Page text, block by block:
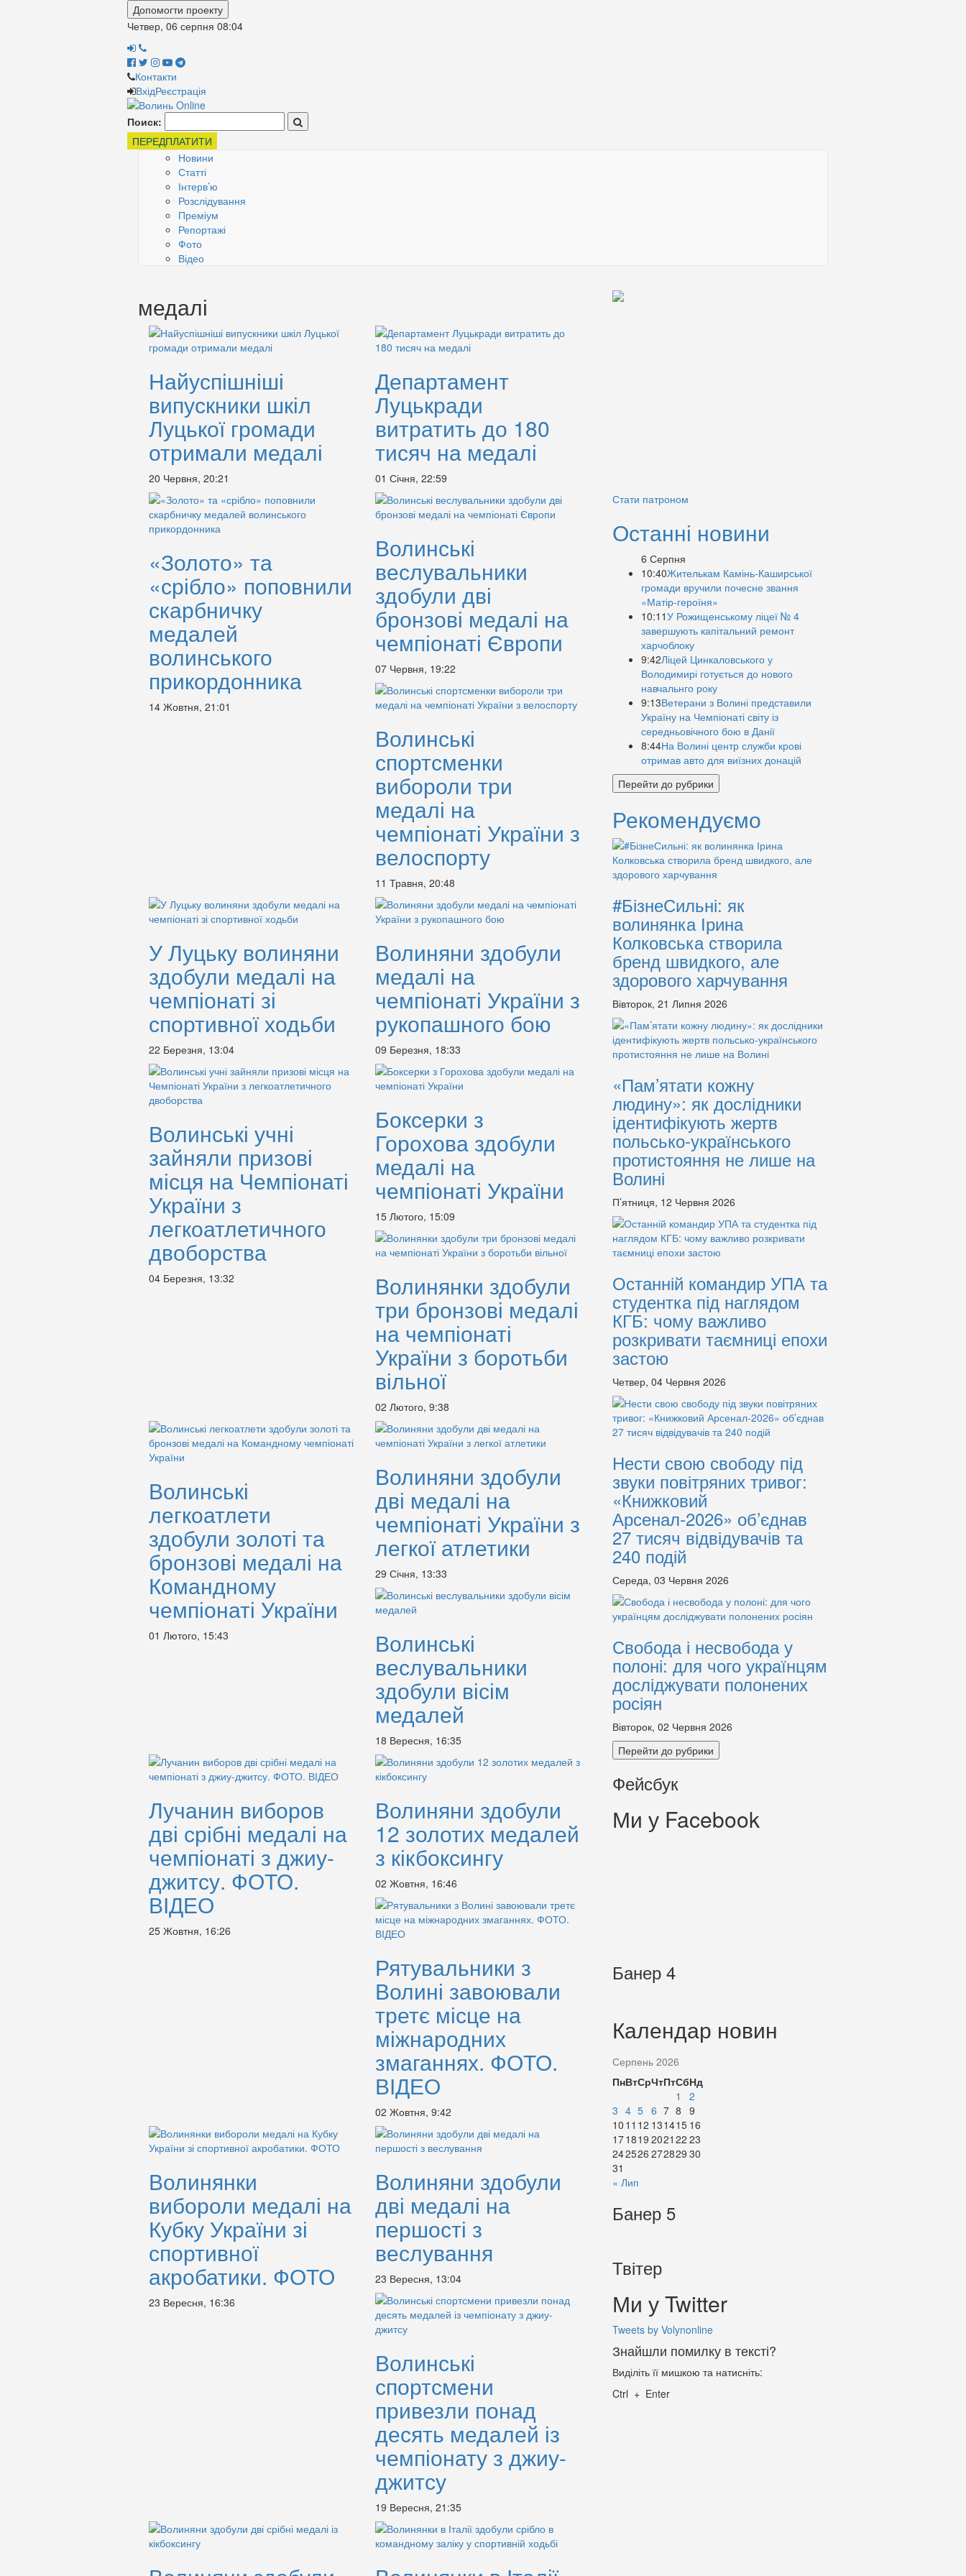
Допомогти проекту
Четвер, 06 серпня 08:04
Контакти
ВхідРеєстрація
Поиск:
ПЕРЕДПЛАТИТИ
Новини
Статті
Інтерв’ю
Розслідування
Преміум
Репортажі
Фото
Відео
медалі
Найуспішніші
випускники шкіл
Луцької громади
отримали медалі
20 Червня, 20:21
Департамент
Луцькради
витратить до 180
тисяч на медалі
01 Січня, 22:59
«Золото» та
«срібло» поповнили
скарбничку
медалей
волинського
прикордонника
14 Жовтня, 21:01
Волинські
веслувальники
здобули дві
бронзові медалі на
чемпіонаті Європи
07 Червня, 19:22
Волинські
спортсменки
вибороли три
медалі на
чемпіонаті України з
велоспорту
11 Травня, 20:48
У Луцьку волиняни
здобули медалі на
чемпіонаті зі
спортивної ходьби
22 Березня, 13:04
Волиняни здобули
медалі на
чемпіонаті України з
рукопашного бою
09 Березня, 18:33
Волинські учні
зайняли призові
місця на Чемпіонаті
України з
легкоатлетичного
двоборства
04 Березня, 13:32
Боксерки з
Горохова здобули
медалі на
чемпіонаті України
15 Лютого, 15:09
Волинянки здобули
три бронзові медалі
на чемпіонаті
України з боротьби
вільної
02 Лютого, 9:38
Волинські
легкоатлети
здобули золоті та
бронзові медалі на
Командному
чемпіонаті України
01 Лютого, 15:43
Волиняни здобули
дві медалі на
чемпіонаті України з
легкої атлетики
29 Січня, 13:33
Волинські
веслувальники
здобули вісім
медалей
18 Вересня, 16:35
Лучанин виборов
дві срібні медалі на
чемпіонаті з джиу-
джитсу. ФОТО.
ВІДЕО
25 Жовтня, 16:26
Волиняни здобули
12 золотих медалей
з кікбоксингу
02 Жовтня, 16:46
Рятувальники з
Волині завоювали
третє місце на
міжнародних
змаганнях. ФОТО.
ВІДЕО
02 Жовтня, 9:42
Волинянки
вибороли медалі на
Кубку України зі
спортивної
акробатики. ФОТО
23 Вересня, 16:36
Волиняни здобули
дві медалі на
першості з
веслування
23 Вересня, 13:04
Волинські
спортсмени
привезли понад
десять медалей із
чемпіонату з джиу-
джитсу
19 Вересня, 21:35
Стати патроном
Останні новини
6 Серпня
10:40Жителькам Камінь-Каширської
громади вручили почесне звання
«Матір-героїня»
10:11У Рожищенському ліцеї № 4
завершують капітальний ремонт
харчоблоку
9:42Ліцей Цинкаловського у
Володимирі готується до нового
навчальнго року
9:13Ветерани з Волині представили
Україну на Чемпіонаті світу із
середньовічного бою в Данії
8:44На Волині центр служби крові
отримав авто для виїзних донацій
Перейти до рубрики
Рекомендуємо
#БізнеСильні: як
волинянка Ірина
Колковська створила
бренд швидкого, але
здорового харчування
Вівторок, 21 Липня 2026
«Пам’ятати кожну
людину»: як дослідники
ідентифікують жертв
польсько-українського
протистояння не лише на
Волині
П’ятниця, 12 Червня 2026
Останній командир УПА та
студентка під наглядом
КГБ: чому важливо
розкривати таємниці епохи
застою
Четвер, 04 Червня 2026
Нести свою свободу під
звуки повітряних тривог:
«Книжковий
Арсенал-2026» об’єднав
27 тисяч відвідувачів та
240 подій
Середа, 03 Червня 2026
Свобода і несвобода у
полоні: для чого українцям
досліджувати полонених
росіян
Вівторок, 02 Червня 2026
Перейти до рубрики
Фейсбук
Ми у Facebook
Банер 4
Календар новин
Серпень 2026
ПнВтСрЧтПтСбНд
1
2
3 4 5 6 7 8 9
10 11 12 131415 16
171819 2021 22 23
242526 272829 30
31
« Лип
Банер 5
Твітер
Ми у Twitter
Tweets by Volynonline
Знайшли помилку в тексті?
Виділіть її мишкою та натисніть:
Ctrl + Enter